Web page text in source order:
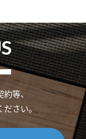
等、
さい。